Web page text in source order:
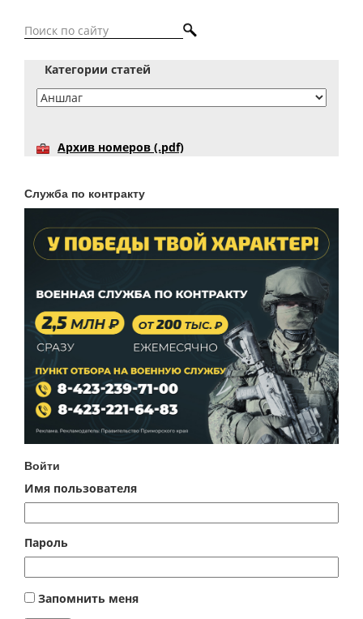
Категории статей
Архив номеров (.pdf)
Служба по контракту
Войти
Имя пользователя
Пароль
Запомнить меня